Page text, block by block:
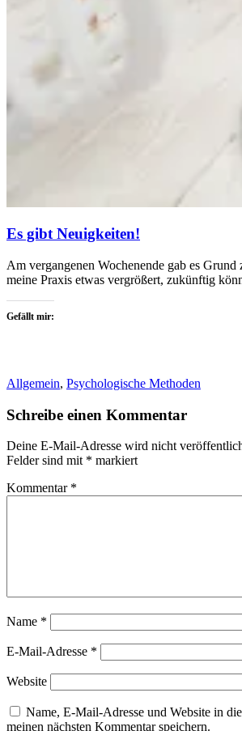
Es gibt Neuigkeiten!
Am vergangenen Wochenende gab es
meine Praxis etwas vergrößert, zukünftig
Gefällt mir:
Allgemein, Psychologische Methoden
Schreibe einen Kommentar
Deine E-Mail-Adresse wird nicht
Felder sind mit * markiert
Kommentar *
Name *
E-Mail-Adresse *
Website
Name, E-Mail-Adresse und Website in
meinen nächsten Kommentar speichern.